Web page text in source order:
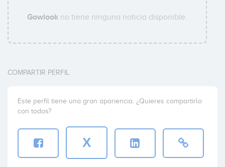
Gowlook no tiene ninguna noticia disponible.
COMPARTIR PERFIL
Este perfil tiene una gran apariencia. ¿Quieres compartirlo
con todos?
X